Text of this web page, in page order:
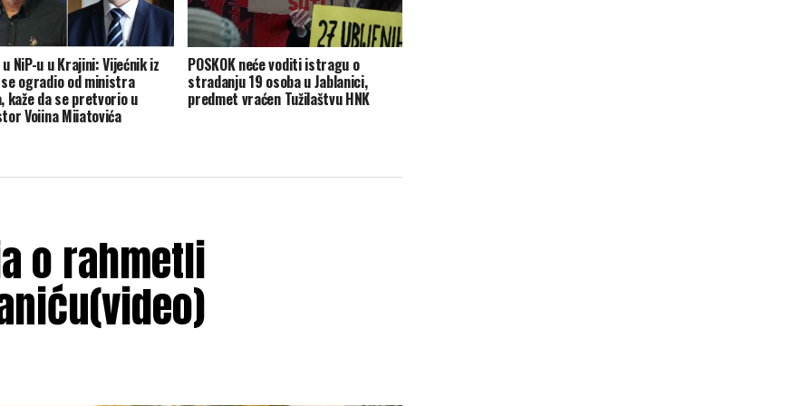
NiP-u u Krajini: Vijećnik iz
ogradio od ministra
kaže da se pretvorio u
Vojina Mijatovića
POSKOK neće voditi istragu o
stradanju 19 osoba u Jablanici,
predmet vraćen Tužilaštvu HNK
o rahmetli